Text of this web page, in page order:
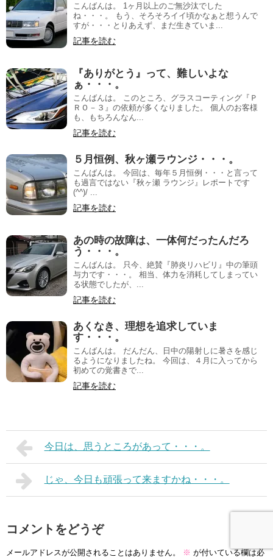
こんばんは。 1ヶ月以上のご無沙汰でした
ね・・・。 もう、そろそろイイ頃かなぁと想うんで
すが・・・とりあえず、まだ生きていま...
記事を読む
『ありがとう』って、難しいよな
ぁ・・・。
こんばんは。 このところ、グラスコーティング『Ｐ
ＲＯ－３』の依頼が多くなりました。 個人のお客様
も、もちろんなん...
記事を読む
５月恒例、秋ヶ瀬ラウンジ・・・。
こんばんは。 今回は、毎年５月恒例・・・と言って
も過言ではない『秋ヶ瀬 ラウンジ』レポートです
(^^)/ ...
記事を読む
あの時の故障は、一体何だったんだろ
う・・・。
こんばんは。 只今、絶賛『肺炎リハビリ』中の筆頭
与力です・・・。 相当、体力を消耗してしまってい
る状態でしたが、...
記事を読む
あくなき、理想を追求していま
す・・・。
こんばんは。 だんだん、日中の陽射しに暑さを感じ
るようになりましたね。 今回は、４月に入ってから
初めての覚書きで...
記事を読む
今日は、思うところがあって・・・。
じゃ、今日も頑張って来ますかね・・・。
コメントをどうぞ
メールアドレスが公開されることはありません。 ※ が付いている欄は必